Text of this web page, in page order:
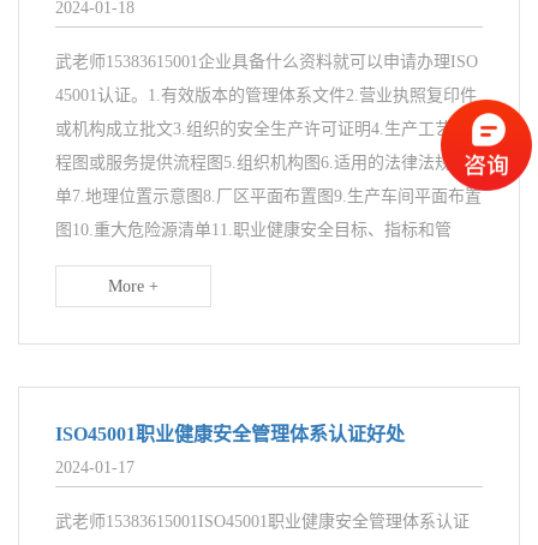
2024-01-18
武老师15383615001企业具备什么资料就可以申请办理ISO
45001认证。1.有效版本的管理体系文件2.营业执照复印件
或机构成立批文3.组织的安全生产许可证明4.生产工艺流
程图或服务提供流程图5.组织机构图6.适用的法律法规清
单7.地理位置示意图8.厂区平面布置图9.生产车间平面布置
图10.重大危险源清单11.职业健康安全目标、指标和管
More +
ISO45001职业健康安全管理体系认证好处
2024-01-17
武老师15383615001ISO45001职业健康安全管理体系认证